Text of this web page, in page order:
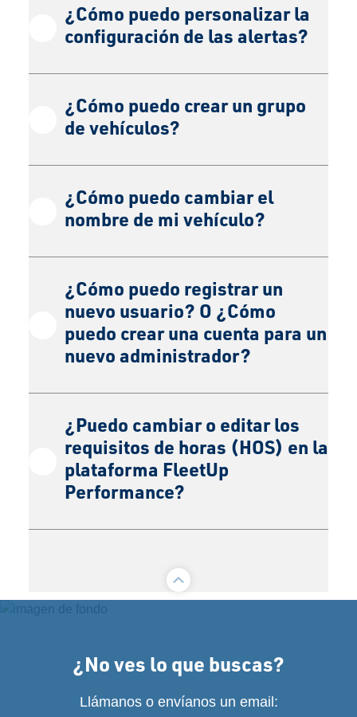
¿Cómo puedo personalizar la
configuración de las alertas?
¿Cómo puedo crear un grupo
de vehículos?
¿Cómo puedo cambiar el
nombre de mi vehículo?
¿Cómo puedo registrar un
nuevo usuario? O ¿Cómo
puedo crear una cuenta para un
nuevo administrador?
¿Puedo cambiar o editar los
requisitos de horas (HOS) en la
plataforma FleetUp
Performance?
¿No ves lo que buscas?
Llámanos o envíanos un email: